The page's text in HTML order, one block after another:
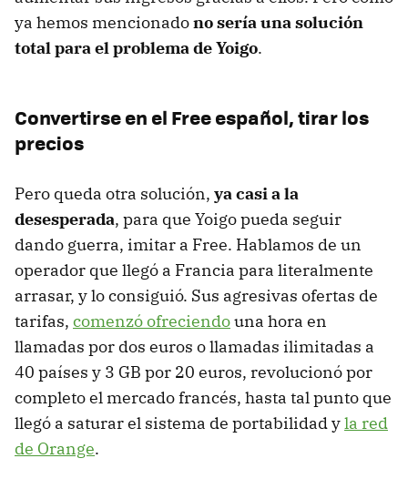
ya hemos mencionadono sería una solución
total para el problema de Yoigo.
Convertirse en el Free español, tirar los
precios
Pero queda otra solución, ya casi a la
desesperada, para que Yoigo pueda seguir
dando guerra, imitar a Free. Hablamos de un
operador que llegó a Francia para literalmente
arrasar, y lo consiguió. Sus agresivas ofertas de
tarifas, comenzó ofreciendouna hora en
llamadas por dos euros o llamadas ilimitadas a
40 países y 3 GB por 20 euros, revolucionó por
completo el mercado francés, hasta tal punto que
llegó a saturar el sistema de portabilidad yla red
de Orange.